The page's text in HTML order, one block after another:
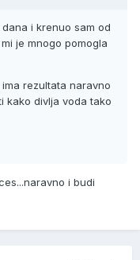
i krenuo sam od
je mnogo pomogla
rezultata naravno
kako divlja voda tako
i budi